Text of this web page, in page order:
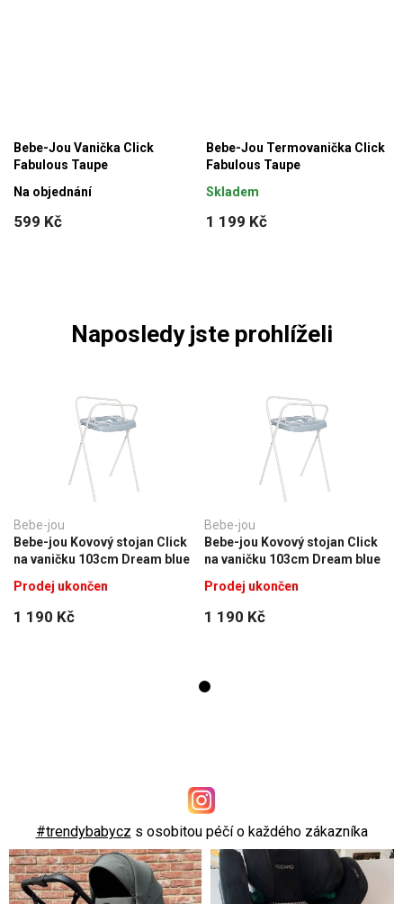
Bebe-Jou Vanička Click
Fabulous Taupe
599 Kč
Na objednání
Bebe-Jou Termovanička Click
Fabulous Taupe
1 199 Kč
Skladem
Naposledy jste prohlíželi
Bebe-jou
Bebe-jou Kovový stojan Click
na vaničku 103cm Dream blue
1 190 Kč
Prodej ukončen
Bebe-jou
Bebe-jou Kovový stojan Click
na vaničku 103cm Dream blue
1 190 Kč
Prodej ukončen
#trendybabycz s osobitou péčí o každého zákazníka